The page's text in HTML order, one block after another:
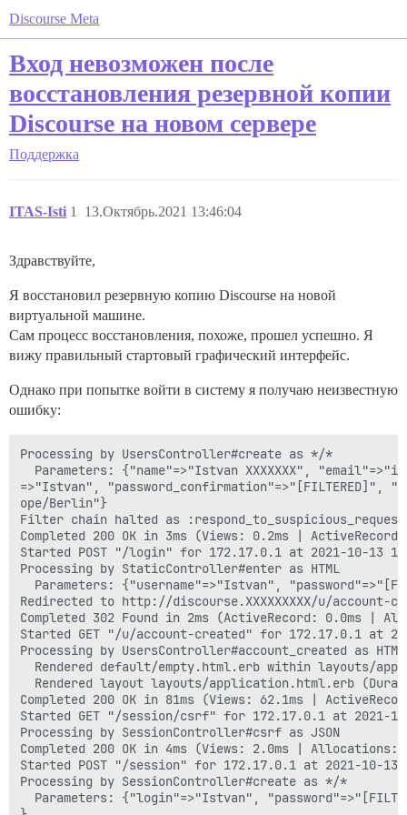
Discourse Meta
Вход невозможен после
восстановления резервной копии
Discourse на новом сервере
Поддержка
ITAS-Isti 13.Октябрь.2021 13:46:04
1
Здравствуйте,
Я восстановил резервную копию Discourse на новой
виртуальной машине.
Сам процесс восстановления, похоже, прошел успешно. Я
вижу правильный стартовый графический интерфейс.
Однако при попытке войти в систему я получаю неизвестную
ошибку:
Processing by UsersController#create as */*
Parameters: {"name"=>"Istvan XXXXXXX",
=>"Istvan", "password_confirmation"=>"[FILTERED]",
ope/Berlin"}
Filter chain halted as
Completed 200 OK in 3ms (Views: 0.2ms |
Started POST "/login" for 172.17.0.1 at 2021-10-13
Processing by StaticController#enter as HTML
Parameters: {"username"=>"Istvan",
Redirected to http://discourse.XXXXXXXXX/u/account-
Completed 302 Found in 2ms (ActiveRecord: 0.0ms |
Started GET "/u/account-created" for 172.17.0.1 at
Processing by UsersController#account_created as HTML
Rendered default/empty.html.erb within layouts/
Rendered layout layouts/application.html.erb
Completed 200 OK in 81ms (Views: 62.1ms |
Started GET "/session/csrf" for 172.17.0.1 at 2021-
Processing by SessionController#csrf as JSON
Completed 200 OK in 4ms (Views: 2.0ms | Allocations:
Started POST "/session" for 172.17.0.1 at 2021-10-13
Processing by SessionController#create as */*
Parameters: {"login"=>"Istvan",